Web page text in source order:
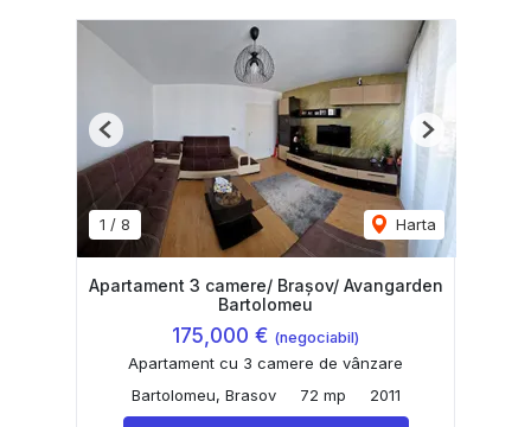
1 / 8 Harta
Previous Next
Apartament 3 camere/ Brașov/ Avangarden
Bartolomeu
175,000 € (negociabil)
Apartament cu 3 camere de vânzare
Bartolomeu, Brasov
72 mp 2011